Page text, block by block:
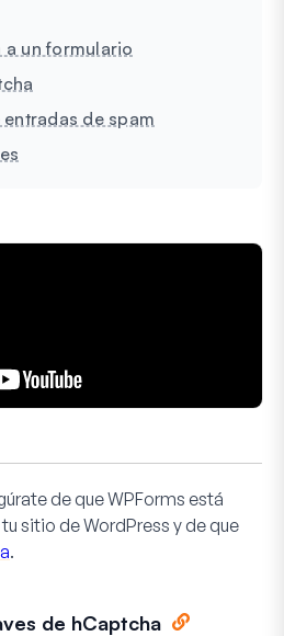
a un formulario
de spam
de que WPForms está
sitio de WordPress y de que
.
de hCaptcha